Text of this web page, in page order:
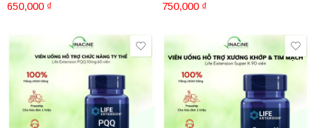
650,000 ₫ 750,000 ₫